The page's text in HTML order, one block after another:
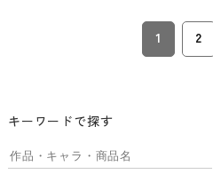
1 2
キーワードで探す